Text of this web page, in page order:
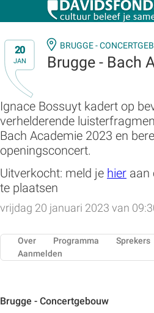
20
JAN
BRUGGE -
Brugge - Bach
Ignace Bossuyt kadert op
verhelderende
Bach Academie 2023 en
openingsconcert.
Uitverkocht: meld je hier aan
te plaatsen
vrijdag 20 januari 2023 van
Over Programma Sprekers
Aanmelden
Brugge - Concertgebouw
Zoek:
Zoeken